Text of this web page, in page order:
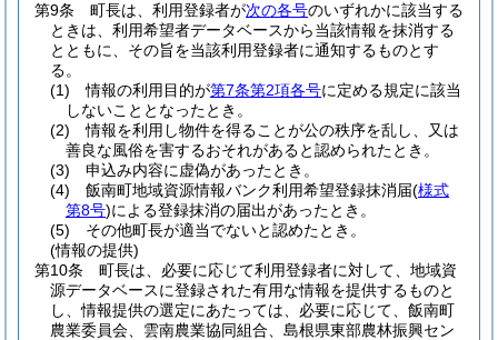
第9条
町長は、利用登録者が次の各号のいずれかに該当する
ときは、利用希望者データベースから当該情報を抹消する
とともに、その旨を当該利用登録者に通知するものとす
る。
(1)
情報の利用目的が第7条第2項各号に定める規定に該当
しないこととなったとき。
(2)
情報を利用し物件を得ることが公の秩序を乱し、又は
善良な風俗を害するおそれがあると認められたとき。
(3)
申込み内容に虚偽があったとき。
(4)
飯南町地域資源情報バンク利用希望登録抹消届(様式
第8号)による登録抹消の届出があったとき。
(5)
その他町長が適当でないと認めたとき。
(情報の提供)
第10条
町長は、必要に応じて利用登録者に対して、地域資
源データベースに登録された有用な情報を提供するものと
し、情報提供の選定にあたっては、必要に応じて、飯南町
農業委員会、雲南農業協同組合、島根県東部農林振興セン